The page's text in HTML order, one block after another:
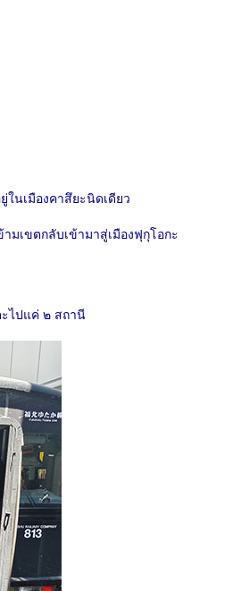
ในเมืองคาสึยะนิดเดียว
มเขตกลับเข้ามาสู่เมืองฟุกุโอกะ
ไปแค่ ๒ สถานี